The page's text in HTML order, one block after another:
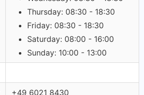
Thursday: 08:30 - 18:30
Friday: 08:30 - 18:30
Saturday: 08:00 - 16:00
Sunday: 10:00 - 13:00
+49 6021 8430